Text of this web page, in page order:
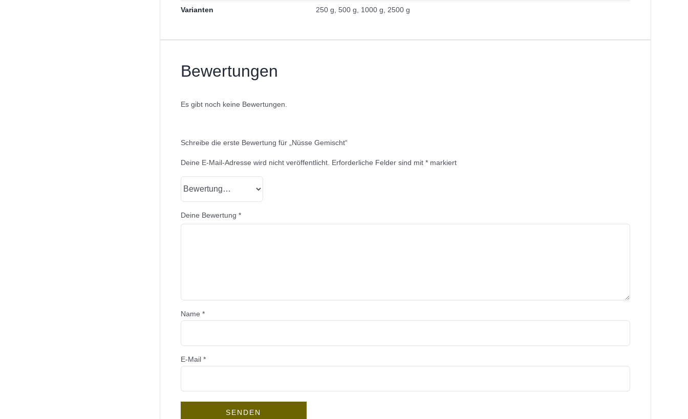
Varianten 250 g, 500 g, 1000 g, 2500 g
Bewertungen
Es gibt noch keine Bewertungen.
Schreibe die erste Bewertung für „Nüsse Gemischt“
Deine E-Mail-Adresse wird nicht veröffentlicht. Erforderliche Felder sind mit * markiert
Deine Bewertung *
Name *
E-Mail *